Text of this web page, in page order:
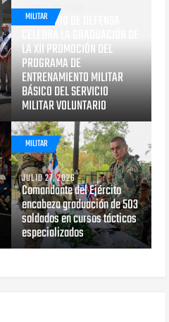
MILITAR
AGOSTO 03, 2026
MINISTERIO DE DEFENSA
LA XII PROMOCIÓN DEL
PROGRAMA DE
ENTRENAMIENTO MILITAR
BÁSICO DEL SERVICIO
MILITAR VOLUNTARIO
MILITAR
JULIO 27, 2026
Comandante del Ejército
encabeza graduación de 503
soldados en cursos tácticos
especializados